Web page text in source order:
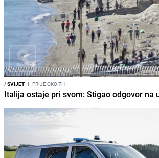
/SVIJET I PRIJE OKO 7H
Italija ostaje pri svom: Stigao odgovor na